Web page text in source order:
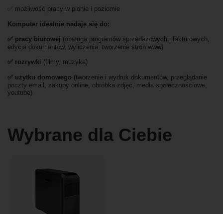
✅ możliwość pracy w pionie i poziomie
Komputer idealnie nadaje się do:
✅ pracy biurowej (obsługa programów sprzedażowych i fakturowych,
edycja dokumentów, wyliczenia, tworzenie stron www)
✅ rozrywki (filmy, muzyka)
✅ użytku domowego (tworzenie i wydruk dokumentów, przeglądanie
poczty email, zakupy online, obróbka zdjęć, media społecznościowe,
youtube)
Wybrane dla Ciebie